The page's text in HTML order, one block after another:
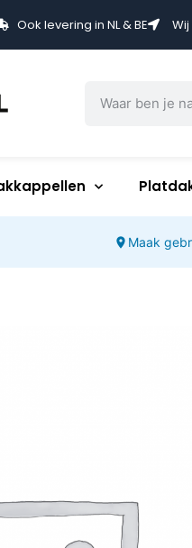
Ook levering in NL & BE
Maak